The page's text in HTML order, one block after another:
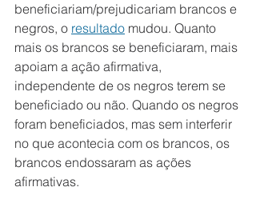
beneficiariam/prejudicariam brancos e
negros, o resultado mudou. Quanto
mais os brancos se beneficiaram, mais
apoiam a ação afirmativa,
independente de os negros terem se
beneficiado ou não. Quando os negros
foram beneficiados, mas sem interferir
no que acontecia com os brancos, os
brancos endossaram as ações
afirmativas.